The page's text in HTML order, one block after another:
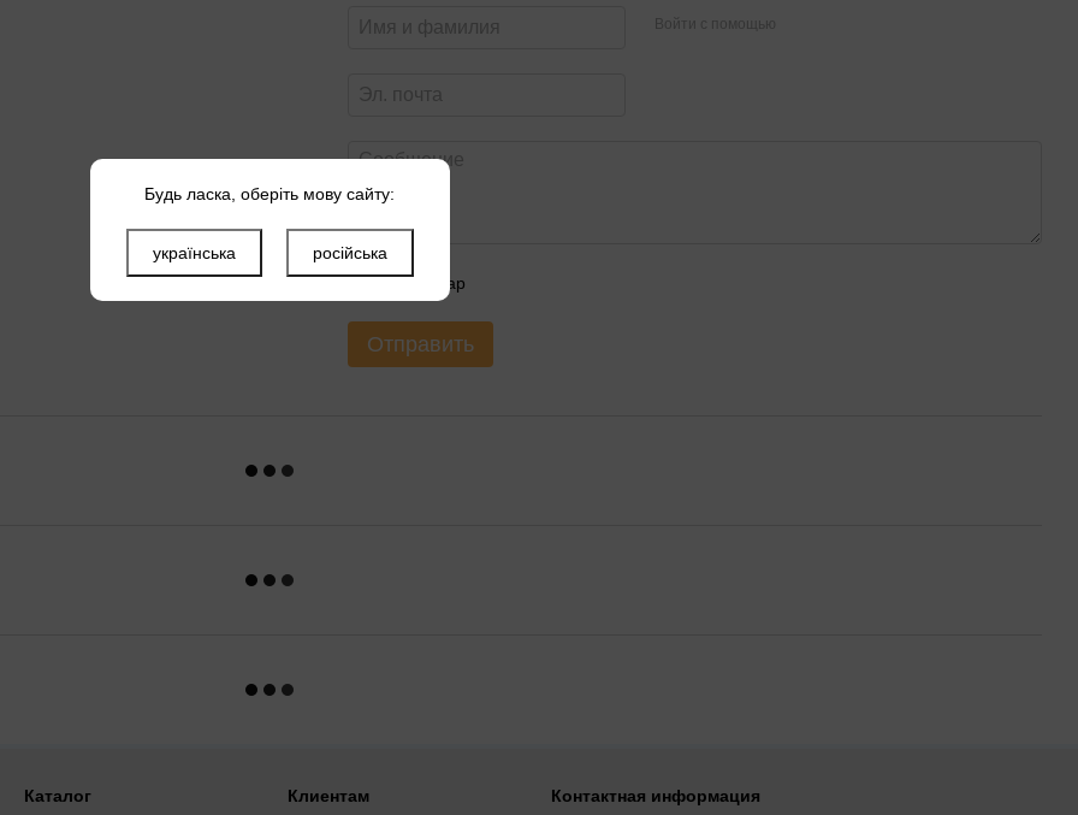
Войти с помощью
Оцените товар
Отправить
Каталог Клиентам Контактная информация
Будь ласка, оберіть мову сайту:
українська російська